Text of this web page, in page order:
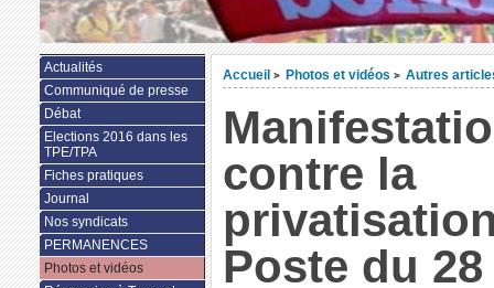
Accueil > Photos et vidéos > Autres
contre la
Poste du
Actualités
Communiqué de presse
Débat
Elections 2016 dans les
TPE/TPA
Fiches pratiques
Journal
Nos syndicats
PERMANENCES
Photos et vidéos